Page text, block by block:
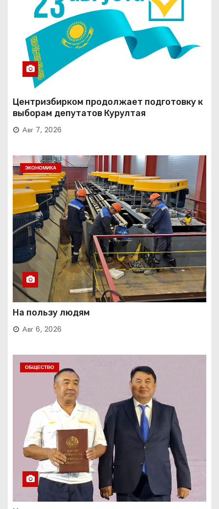
Центризбирком продолжает подготовку к
выборам депутатов Курултая
Авг 7, 2026
ЭКОНОМИКА
На пользу людям
Авг 6, 2026
ОБЩЕСТВО